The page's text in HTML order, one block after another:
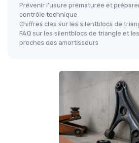
Prévenir l’usure prématurée et
contrôle technique
Chiffres clés sur les silentblocs de
FAQ sur les silentblocs de triangle et
proches des amortisseurs